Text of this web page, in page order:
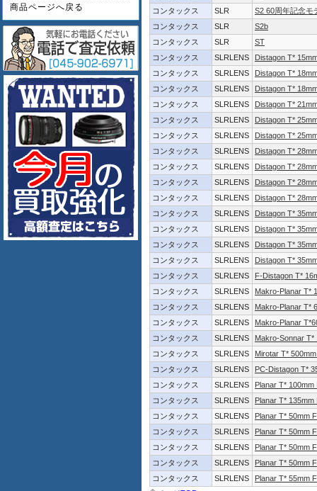
商品ページへ戻る
コンタックス
SLR
S2 60周年記念モ
コンタックス
SLR
S2b
コンタックス
SLR
ST
コンタックス
SLRLENS
Distagon T*
コンタックス
SLRLENS
Distagon T*
コンタックス
SLRLENS
Distagon T*
コンタックス
SLRLENS
Distagon T*
コンタックス
SLRLENS
Distagon T*
コンタックス
SLRLENS
Distagon T*
コンタックス
SLRLENS
Distagon T*
コンタックス
SLRLENS
Distagon T*
コンタックス
SLRLENS
Distagon T*
コンタックス
SLRLENS
Distagon T*
コンタックス
SLRLENS
Distagon T*
コンタックス
SLRLENS
Distagon T*
コンタックス
SLRLENS
Distagon T*
コンタックス
SLRLENS
Distagon T*
コンタックス
SLRLENS
F-Distagon T*
コンタックス
SLRLENS
Makro-Planar T*
コンタックス
SLRLENS
Makro-Planar T*
コンタックス
SLRLENS
Makro-Planar
コンタックス
SLRLENS
Makro-Sonnar T*
コンタックス
SLRLENS
Mirotar T*
コンタックス
SLRLENS
PC-Distagon T*
コンタックス
SLRLENS
Planar T* 100mm
コンタックス
SLRLENS
Planar T* 135mm
コンタックス
SLRLENS
Planar T* 50mm
コンタックス
SLRLENS
Planar T* 50mm
コンタックス
SLRLENS
Planar T* 50mm
コンタックス
SLRLENS
Planar T* 50mm
コンタックス
SLRLENS
Planar T* 55mm